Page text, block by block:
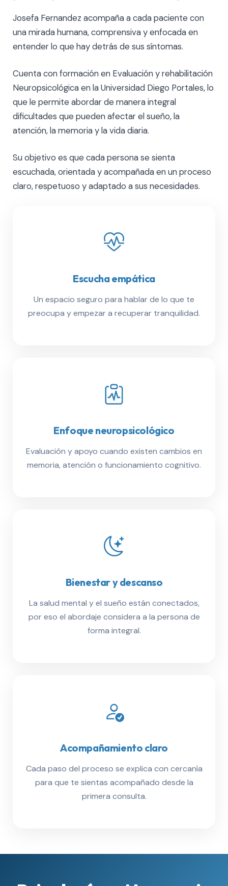
Josefa Fernandez acompaña a cada paciente con
una mirada humana, comprensiva y enfocada en
entender lo que hay detrás de sus síntomas.
Cuenta con formación en Evaluación y rehabilitación
Neuropsicológica en la Universidad Diego Portales, lo
que le permite abordar de manera integral
dificultades que pueden afectar el sueño, la
atención, la memoria y la vida diaria.
Su objetivo es que cada persona se sienta
escuchada, orientada y acompañada en un proceso
claro, respetuoso y adaptado a sus necesidades.
Escucha empática
Un espacio seguro para hablar de lo que te
preocupa y empezar a recuperar tranquilidad.
Enfoque neuropsicológico
Evaluación y apoyo cuando existen cambios en
memoria, atención o funcionamiento cognitivo.
Bienestar y descanso
La salud mental y el sueño están conectados,
por eso el abordaje considera a la persona de
forma integral.
Acompañamiento claro
Cada paso del proceso se explica con cercanía
para que te sientas acompañado desde la
primera consulta.